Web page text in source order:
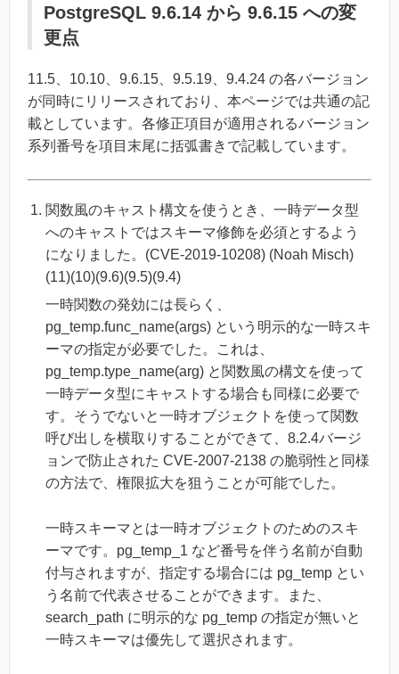
PostgreSQL 9.6.14 から 9.6.15 への変
更点
11.5、10.10、9.6.15、9.5.19、9.4.24 の各バージョン
が同時にリリースされており、本ページでは共通の記
載としています。各修正項目が適用されるバージョン
系列番号を項目末尾に括弧書きで記載しています。
関数風のキャスト構文を使うとき、一時データ型
へのキャストではスキーマ修飾を必須とするよう
になりました。(CVE-2019-10208) (Noah Misch)
(11)(10)(9.6)(9.5)(9.4)
一時関数の発効には長らく、
pg_temp.func_name(args) という明示的な一時スキ
ーマの指定が必要でした。これは、
pg_temp.type_name(arg) と関数風の構文を使って
一時データ型にキャストする場合も同様に必要で
す。そうでないと一時オブジェクトを使って関数
呼び出しを横取りすることができて、8.2.4バージ
ョンで防止された CVE-2007-2138 の脆弱性と同様
の方法で、権限拡大を狙うことが可能でした。
一時スキーマとは一時オブジェクトのためのスキ
ーマです。pg_temp_1 など番号を伴う名前が自動
付与されますが、指定する場合には pg_temp とい
う名前で代表させることができます。また、
search_path に明示的な pg_temp の指定が無いと
一時スキーマは優先して選択されます。